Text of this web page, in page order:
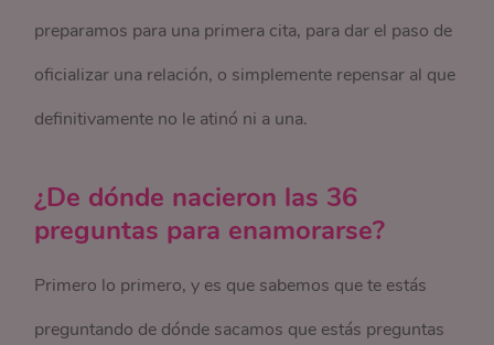
preparamos para una primera cita, para dar el paso de
oficializar una relación, o simplemente repensar al que
definitivamente no le atinó ni a una.
¿De dónde nacieron las 36
preguntas para enamorarse?
Primero lo primero, y es que sabemos que te estás
preguntando de dónde sacamos que estás preguntas